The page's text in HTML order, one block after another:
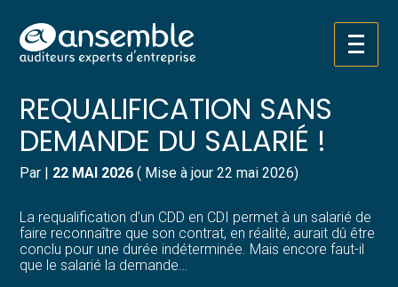
Aller
au
Créer et reprendre une activité
Gérer votre quotidien
Piloter votre entreprise
Développer votre entreprise
Construire votre patrimoine
Structurer votre croissance
Pilotez votre gestion
Suivre votre comptabilité
Gérer vos ressources humaines
Dématérialiser vos documents
CDD : PAS DE
REQUALIFICATION SANS
DEMANDE DU SALARIÉ !
Par | 22 MAI 2026 ( Mise à jour 22 mai 2026)
La requalification d’un CDD en CDI permet à un salarié de
faire reconnaître que son contrat, en réalité, aurait dû être
conclu pour une durée indéterminée. Mais encore faut-il
que le salarié la demande…